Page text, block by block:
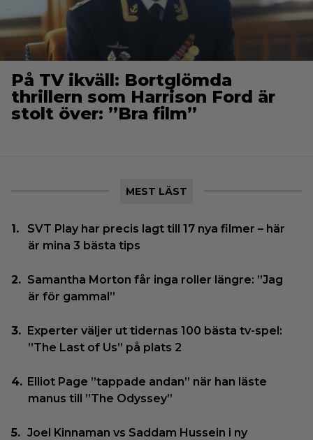
På TV ikväll: Bortglömda
thrillern som Harrison Ford är
stolt över: ”Bra film”
MEST LÄST
SVT Play har precis lagt till 17 nya filmer – här
är mina 3 bästa tips
Samantha Morton får inga roller längre: ”Jag
är för gammal”
Experter väljer ut tidernas 100 bästa tv-spel:
”The Last of Us” på plats 2
Elliot Page ”tappade andan” när han läste
manus till ”The Odyssey”
Joel Kinnaman vs Saddam Hussein i ny